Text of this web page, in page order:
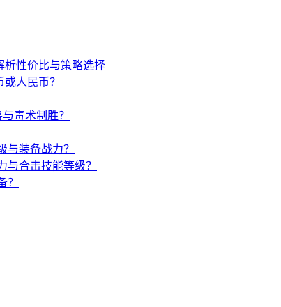
析性价比与策略选择
人民币？
毒术制胜？
与装备战力？
与合击技能等级？
？